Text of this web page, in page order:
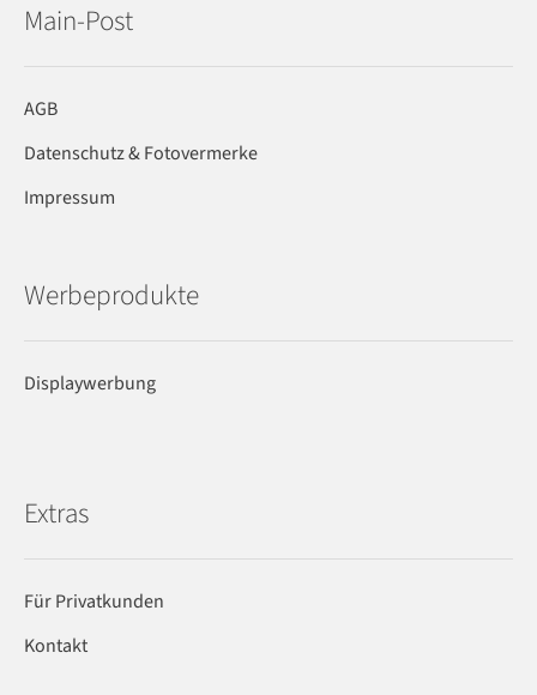
Main-Post
AGB
Datenschutz & Fotovermerke
Impressum
Werbeprodukte
Displaywerbung
Extras
Für Privatkunden
Kontakt